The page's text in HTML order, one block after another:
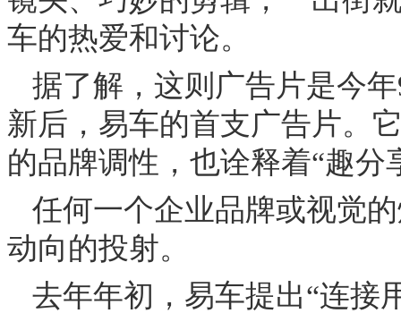
车的热爱和讨论。
据了解，这则广告片是今年
新后，易车的首支广告片。
的品牌调性，也诠释着“趣分
任何一个企业品牌或视觉
动向的投射。
去年年初，易车提出“连接